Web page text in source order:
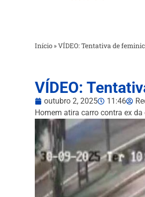
Início »VÍDEO: Tentativa de
VÍDEO:
outubro 2, 2025 11:46
Homem atira carro contra ex